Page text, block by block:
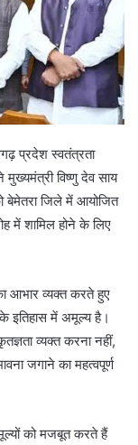
प्रदेश स्वतंत्रता
मुख्यमंत्री विष्णु देव साय
बेमेतरा जिले में आयोजित
में शामिल होने के लिए
आभार व्यक्त करते हुए
के इतिहास में अमूल्य है।
व्यक्त करना नहीं,
जगाने का महत्वपूर्ण
को मजबूत करते हैं